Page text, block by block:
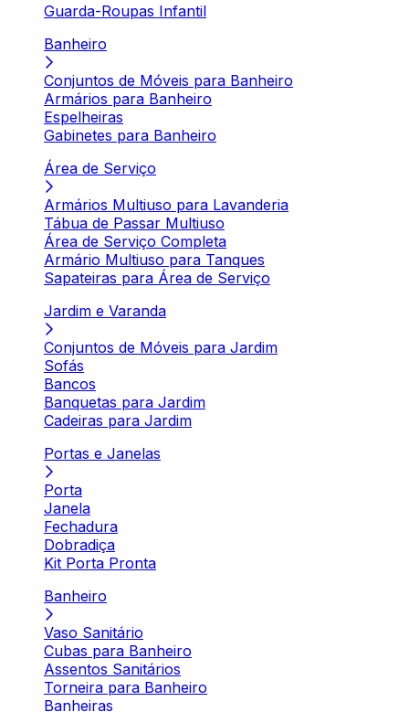
Guarda-Roupas Infantil
Banheiro
Conjuntos de Móveis para Banheiro
Armários para Banheiro
Espelheiras
Gabinetes para Banheiro
Área de Serviço
Armários Multiuso para Lavanderia
Tábua de Passar Multiuso
Área de Serviço Completa
Armário Multiuso para Tanques
Sapateiras para Área de Serviço
Jardim e Varanda
Conjuntos de Móveis para Jardim
Sofás
Bancos
Banquetas para Jardim
Cadeiras para Jardim
Portas e Janelas
Porta
Janela
Fechadura
Dobradiça
Kit Porta Pronta
Banheiro
Vaso Sanitário
Cubas para Banheiro
Assentos Sanitários
Torneira para Banheiro
Banheiras